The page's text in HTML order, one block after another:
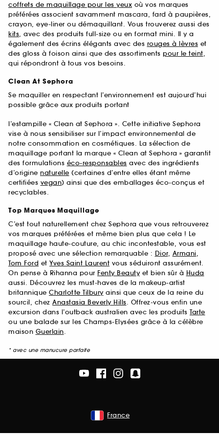
coffrets de maquillage pour les yeux où vos marques
préférées associent savamment mascara, fard à paupières,
crayon, eye-liner ou démaquillant. Vous trouverez aussi des
kits, avec des produits full-size ou en format mini. Il y a
également des écrins élégants avec des rouges à lèvres et
des gloss à foison ainsi que des assortiments pour le teint,
qui répondront à tous vos besoins.
Clean At Sephora
Se maquiller en respectant l’environnement est aujourd’hui
possible grâce aux produits portant
l’estampille « Clean at Sephora ». Cette initiative Sephora
vise à nous sensibiliser sur l’impact environnemental de
notre consommation en cosmétiques. La sélection de
maquillage portant la marque « Clean at Sephora » garantit
des formulations éco-responsables avec des ingrédients
d’origine naturelle (certaines d’entre elles étant même
certifiées vegan) ainsi que des emballages éco-conçus et
recyclables.
Top Marques Maquillage
C’est tout naturellement chez Sephora que vous retrouverez
vos marques préférées et même bien plus que cela ! Le
maquillage haute-couture, au chic incontestable, vous est
proposé avec une sélection remarquable : Dior, Armani,
Tom Ford et Yves Saint Laurent vous séduiront assurément.
On pense à Rihanna pour Fenty Beautyet bien sûr à Huda
aussi. Découvrez les must-haves de la makeup-artist
britannique Charlotte Tilburyainsi que ceux de la reine du
sourcil, chez Anastasia Beverly Hills. Offrez-vous enfin une
excursion dans l’outback australien avec les produits Tarte
ou une balade sur les Champs-Elysées grâce à la célèbre
maison Guerlain.
* avec une manucure parfaite
France